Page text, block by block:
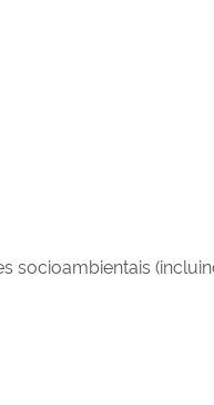
socioambientais